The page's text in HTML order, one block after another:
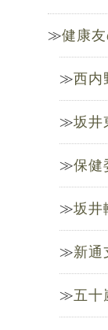
健康
西内
坂井
保健
坂井
新通
五十